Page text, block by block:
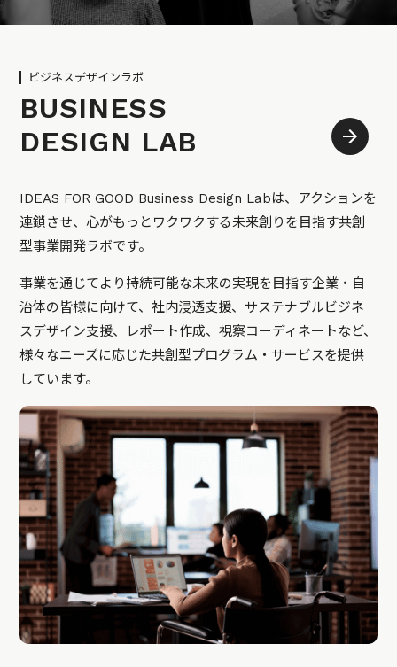
ビジネスデザインラボ
BUSINESS
DESIGN LAB
IDEAS FOR GOOD Business Design Labは、アクションを
連鎖させ、心がもっとワクワクする未来創りを目指す共創
型事業開発ラボです。
事業を通じてより持続可能な未来の実現を目指す企業・自
治体の皆様に向けて、社内浸透支援、サステナブルビジネ
スデザイン支援、レポート作成、視察コーディネートなど、
様々なニーズに応じた共創型プログラム・サービスを提供
しています。